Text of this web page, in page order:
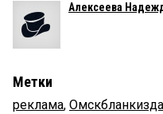
Алексеева
Метки
реклама,